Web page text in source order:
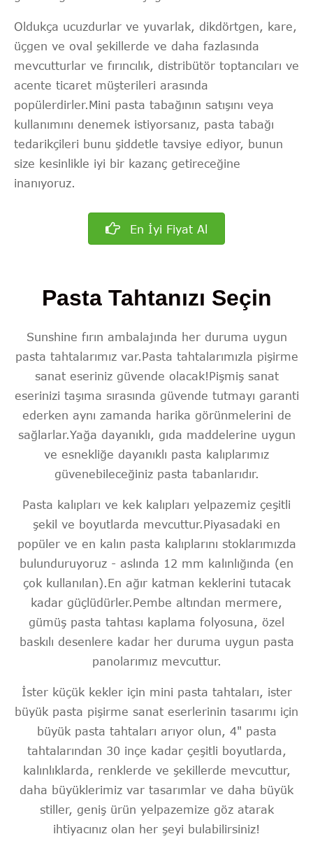
Oldukça ucuzdurlar ve yuvarlak, dikdörtgen, kare,
üçgen ve oval şekillerde ve daha fazlasında
mevcutturlar ve fırıncılık, distribütör toptancıları ve
acente ticaret müşterileri arasında
popülerdirler.Mini pasta tabağının satışını veya
kullanımını denemek istiyorsanız, pasta tabağı
tedarikçileri bunu şiddetle tavsiye ediyor, bunun
size kesinlikle iyi bir kazanç getireceğine
inanıyoruz.
En İyi Fiyat Al
Pasta Tahtanızı Seçin
Sunshine fırın ambalajında ​​her duruma uygun
pasta tahtalarımız var.Pasta tahtalarımızla pişirme
sanat eseriniz güvende olacak!Pişmiş sanat
eserinizi taşıma sırasında güvende tutmayı garanti
ederken aynı zamanda harika görünmelerini de
sağlarlar.Yağa dayanıklı, gıda maddelerine uygun
ve esnekliğe dayanıklı pasta kalıplarımız
güvenebileceğiniz pasta tabanlarıdır.
Pasta kalıpları ve kek kalıpları yelpazemiz çeşitli
şekil ve boyutlarda mevcuttur.Piyasadaki en
popüler ve en kalın pasta kalıplarını stoklarımızda
bulunduruyoruz - aslında 12 mm kalınlığında (en
çok kullanılan).En ağır katman keklerini tutacak
kadar güçlüdürler.Pembe altından mermere,
gümüş pasta tahtası kaplama folyosuna, özel
baskılı desenlere kadar her duruma uygun pasta
panolarımız mevcuttur.
İster küçük kekler için mini pasta tahtaları, ister
büyük pasta pişirme sanat eserlerinin tasarımı için
büyük pasta tahtaları arıyor olun, 4" pasta
tahtalarından 30 inçe kadar çeşitli boyutlarda,
kalınlıklarda, renklerde ve şekillerde mevcuttur,
daha büyüklerimiz var tasarımlar ve daha büyük
stiller, geniş ürün yelpazemize göz atarak
ihtiyacınız olan her şeyi bulabilirsiniz!